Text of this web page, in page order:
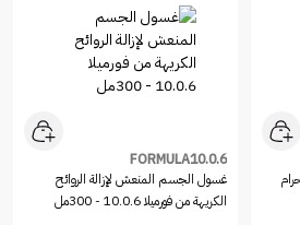
FORMULA10.0.6
غسول الجسم المنعش لإزالة الروائح
الكريهة من فورميلا 10.0.6 - 300مل